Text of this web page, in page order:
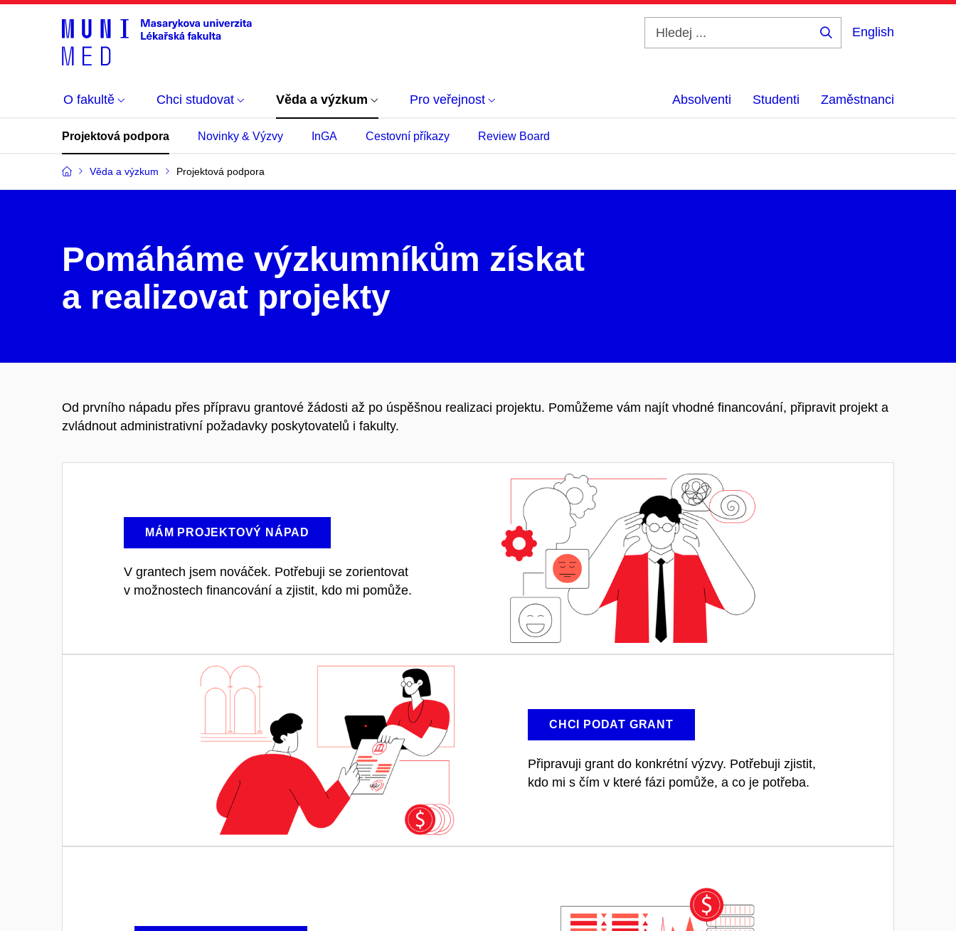
English
O fakultě Chci studovat Věda a výzkum Pro veřejnost Absolventi Studenti Zaměstnanci
Projektová podpora Novinky & Výzvy InGA Cestovní příkazy Review Board
Věda a výzkum Projektová podpora
Pomáháme výzkumníkům získat
a realizovat projekty
Od prvního nápadu přes přípravu grantové žádosti až po úspěšnou realizaci projektu. Pomůžeme vám najít vhodné financování, připravit projekt a
zvládnout administrativní požadavky poskytovatelů i fakulty.
MÁM PROJEKTOVÝ NÁPAD
V grantech jsem nováček. Potřebuji se zorientovat
v možnostech financování a zjistit, kdo mi pomůže.
CHCI PODAT GRANT
Připravuji grant do konkrétní výzvy. Potřebuji zjistit,
kdo mi s čím v které fázi pomůže, a co je potřeba.